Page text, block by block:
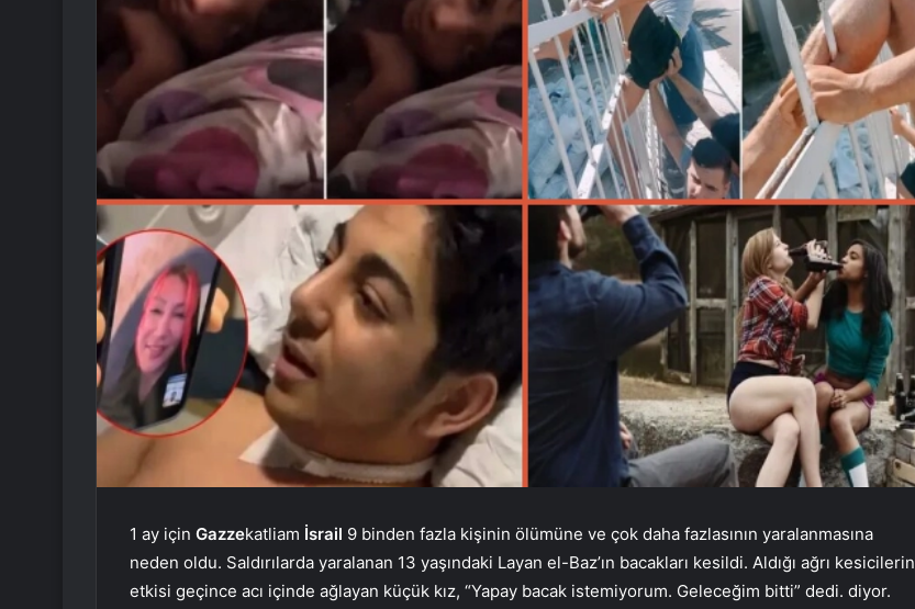
1 ay için Gazzekatliam İsrail 9 binden fazla kişinin ölümüne ve çok daha fazlasının yaralanmasına
neden oldu. Saldırılarda yaralanan 13 yaşındaki Layan el-Baz’ın bacakları kesildi. Aldığı ağrı kesicilerin
etkisi geçince acı içinde ağlayan küçük kız, “Yapay bacak istemiyorum. Geleceğim bitti” dedi. diyor.